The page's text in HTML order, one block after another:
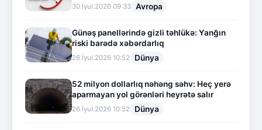
30.İyul.2026 09:33 Avropa
Günəş panellərində gizli təhlükə: Yanğın
riski barədə xəbərdarlıq
26.İyul.2026 10:52 Dünya
52 milyon dollarlıq nəhəng səhv: Heç yerə
aparmayan yol görənləri heyrətə salır
26.İyul.2026 10:52 Dünya